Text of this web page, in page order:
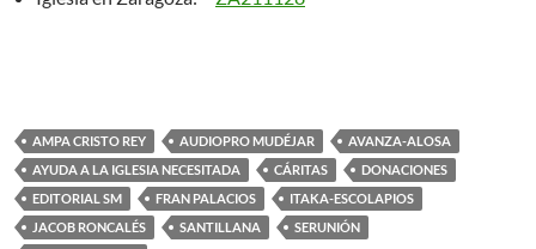
AMPA CRISTO REY AUDIOPRO MUDÉJAR
AVANZA-ALOSA
AYUDA A LA IGLESIA NECESITADA
CÁRITAS
DONACIONES
EDITORIAL SM
FRAN PALACIOS
ITAKA-ESCOLAPIOS
JACOB RONCALÉS
SANTILLANA
SERUNIÓN